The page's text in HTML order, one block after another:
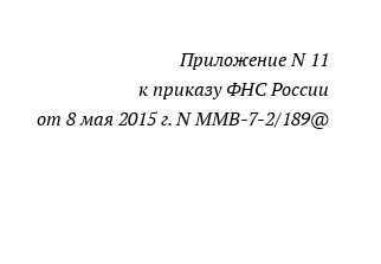
Приложение N 11
к приказу ФНС России
от 8 мая 2015 г. N ММВ-7-2/189@